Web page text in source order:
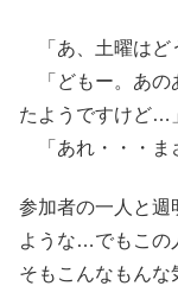
「あ、土曜はど
「どもー。あの
たようですけど…
「あれ・・・ま
参加者の一人と週
ような…でもこの
そもこんなもんな